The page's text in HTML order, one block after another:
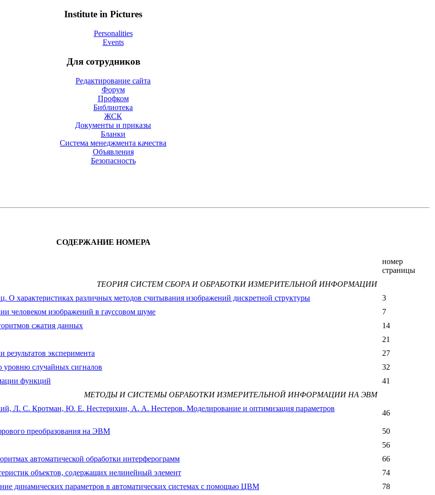
Institute in Pictures
Personalities
Events
Для сотрудников
Редактирование сайта
Форум
Профком
Библиотека
ЖСК
Документы и приказы
Бланки
Система менеджмента качества
Объявления
Безопасность
СОДЕРЖАНИЕ НОМЕРА
номер
страницы
ТЕОРИЯ СИСТЕМ СБОРА И ОБРАБОТКИ ИЗМЕРИТЕЛЬНОЙ ИНФОРМАЦИИ
различных методов считывания изображений дискретной структуры
3
человеком изображений в гауссовом шуме
7
сжатия данных
14
21
эксперимента
27
уровню случайных сигналов
32
функций
41
МЕТОДЫ И СИСТЕМЫ ОБРАБОТКИ ИЗМЕРИТЕЛЬНОЙ ИНФОРМАЦИИ НА ЭВМ
Л. С. Кротман, Ю. Е. Нестерихин, А. А. Нестеров. Моделирование и оптимизация параметров
46
преобразования на ЭВМ
50
56
автоматической обработки интерферограмм
66
объектов, содержащих нелинейный элемент
74
динамических параметров в автоматических системах с помощью ЦВМ
78